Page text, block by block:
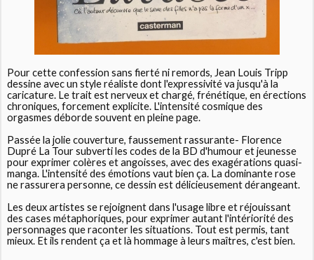
Pour cette confession sans fierté ni remords, Jean Louis Tripp
dessine avec un style réaliste dont l'expressivité va jusqu'à la
caricature. Le trait est nerveux et chargé, frénétique, en érections
chroniques, forcement explicite. L'intensité cosmique des
orgasmes déborde souvent en pleine page.
Passée la jolie couverture, faussement rassurante- Florence
Dupré La Tour subverti les codes de la BD d'humour et jeunesse
pour exprimer colères et angoisses, avec des exagérations quasi-
manga. L'intensité des émotions vaut bien ça. La dominante rose
ne rassurera personne, ce dessin est délicieusement dérangeant.
Les deux artistes se rejoignent dans l'usage libre et réjouissant
des cases métaphoriques, pour exprimer autant l'intériorité des
personnages que raconter les situations. Tout est permis, tant
mieux. Et ils rendent ça et là hommage à leurs maîtres, c'est bien.